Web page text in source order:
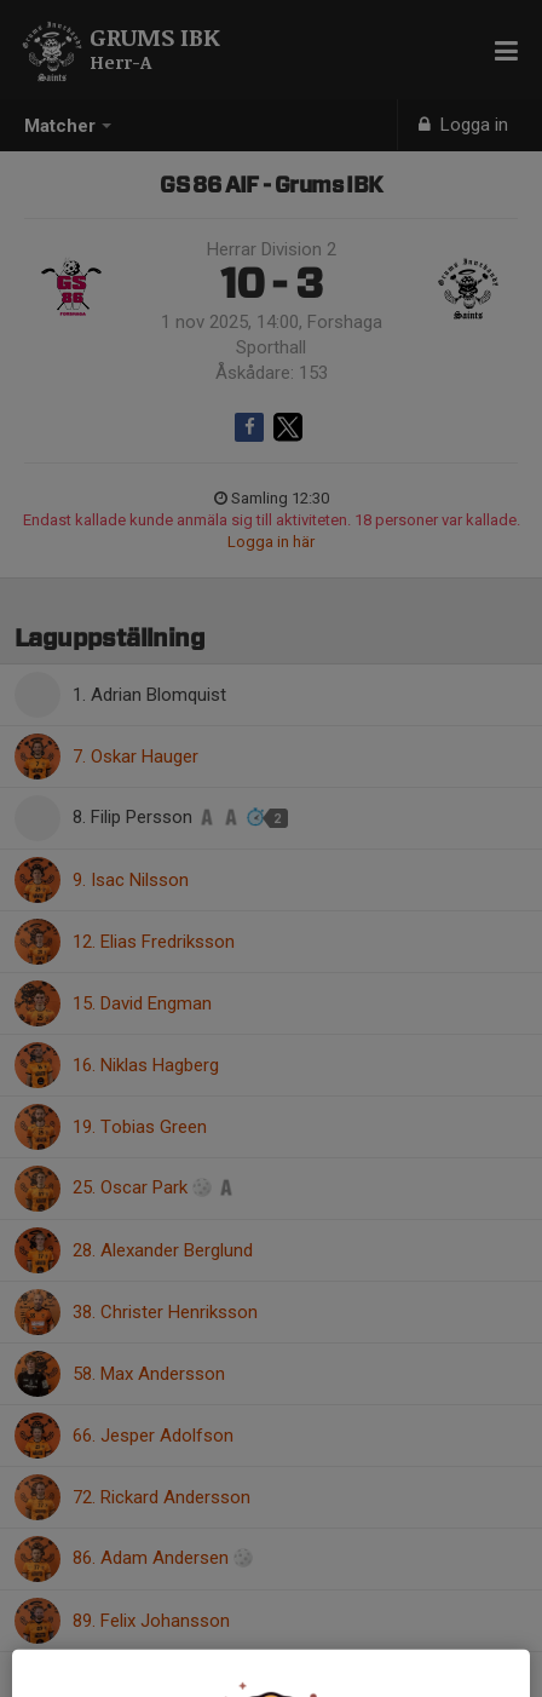
Matcher Logga in
GRUMS IBK
Herr-A
GS 86 AIF - Grums IBK
Herrar Division 2
10 - 3
1 nov 2025, 14:00, Forshaga
Sporthall
Åskådare: 153
Samling 12:30
Endast kallade kunde anmäla sig till aktiviteten. 18 personer var kallade.
Logga in här
Laguppställning
1. Adrian Blomquist
7. Oskar Hauger
8. Filip Persson 2
9. Isac Nilsson
12. Elias Fredriksson
15. David Engman
16. Niklas Hagberg
19. Tobias Green
25. Oscar Park
28. Alexander Berglund
38. Christer Henriksson
58. Max Andersson
66. Jesper Adolfson
72. Rickard Andersson
86. Adam Andersen
89. Felix Johansson